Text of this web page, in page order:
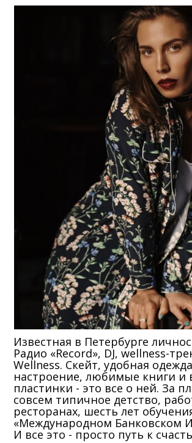
Известная в Петербурге
Радио «Record», DJ, wellness-
Wellness. Скейт, удобная
настроение, любимые книги и
пластинки - это все о ней. За
совсем типичное детство,
ресторанах, шесть лет
«Международном Банковском
И все это - просто путь к